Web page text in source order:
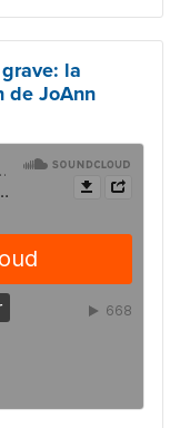
la
de JoAnn